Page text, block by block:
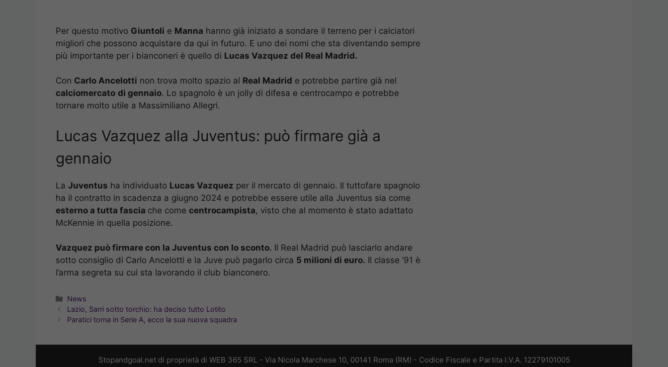
Per questo motivo Giuntoli e Manna hanno già iniziato a sondare il terreno per i calciatori
migliori che possono acquistare da qui in futuro. E uno dei nomi che sta diventando sempre
più importante per i bianconeri è quello di Lucas Vazquez del Real Madrid.
Con Carlo Ancelotti non trova molto spazio al Real Madrid e potrebbe partire già nel
calciomercato di gennaio. Lo spagnolo è un jolly di difesa e centrocampo e potrebbe
tornare molto utile a Massimiliano Allegri.
Lucas Vazquez alla Juventus: può firmare già a
gennaio
La Juventus ha individuato Lucas Vazquez per il mercato di gennaio. Il tuttofare spagnolo
ha il contratto in scadenza a giugno 2024 e potrebbe essere utile alla Juventus sia come
esterno a tutta fascia che come centrocampista, visto che al momento è stato adattato
McKennie in quella posizione.
Vazquez può firmare con la Juventus con lo sconto. Il Real Madrid può lasciarlo andare
sotto consiglio di Carlo Ancelotti e la Juve può pagarlo circa 5 milioni di euro. Il classe ’91 è
l’arma segreta su cui sta lavorando il club bianconero.
Categorie
News
Lazio, Sarri sotto torchio: ha deciso tutto Lotito
Paratici torna in Serie A, ecco la sua nuova squadra
Stopandgoal.net di proprietà di WEB 365 SRL - Via Nicola Marchese 10, 00141 Roma (RM) - Codice Fiscale e Partita I.V.A. 12279101005